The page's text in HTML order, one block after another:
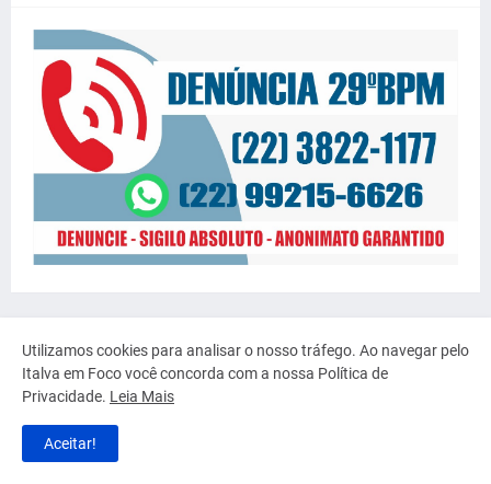
Utilizamos cookies para analisar o nosso tráfego. Ao navegar pelo
Italva em Foco você concorda com a nossa Política de
Privacidade. Leia Mais
Aceitar!